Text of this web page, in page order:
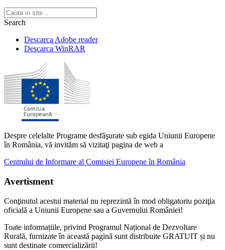
Search
Descarca Adobe reader
Descarca WinRAR
Despre celelalte Programe desfăşurate sub egida Uniunii Europene
în România, vă invităm să vizitaţi pagina de web a
Centrului de Informare al Comisiei Europene în România
Avertisment
Conţinutul acestui material nu reprezintă în mod obligatoriu poziţia
oficială a Uniunii Europene sau a Guvernului României!
Toate informațiile, privind Programul Național de Dezvoltare
Rurală, furnizate în această pagină sunt distribuite GRATUIT și nu
sunt destinate comercializării!